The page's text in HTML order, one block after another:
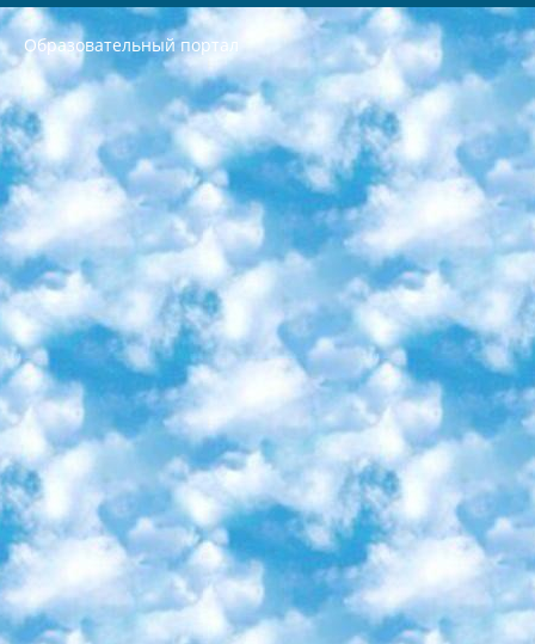
Образовательный портал
РЕСПУБЛИКА УЗБЕКИСТАН МИНИСТРЕРСТВО ДОШКОЛЬНОГО И ШКОЛЬНОГО ОБРАЗОВАНИЯ КОМАНДА в общеобразовательных учреждениях в 2023-2024 учебном году организация и проведение итоговой государственной аттестации обучающихся о Министра дошкольного и школьного образования Республики Узбекистан от 4 марта 2008 года (постановлением Минюста от 20 марта 2008 года № 1778 государственной регистрации) «Итоговое состояние учащихся общего среднего образования на основании положения об утверждении положения об аттестации общего среднего образования выпускной экзамен студентов в образовательных учреждениях в 2023-2024 учебном году В целях организации и прохождения аттестации приказываю: 1. Следующее: перечень предметов, по которым будет проводиться итоговая государственная аттестация и экзамен формы перевода согласно приложению 1; сертификаты международного образца, оценивающие уровень владения иностранными языками перечень согласно приложению 2; 2. Педагогический при специализированных образовательных учреждениях. научно-практический центр квалификации и международной оценки (Д.Давидова) 2024 г. До 25 марта: задания по предметам, по которым будет проводиться итоговая аттестация разработка и утверждение технических условий; итоговая аттестация на основании разработанного предметного задания разработка вопросов по предметам (устно и письменно), экзамен передача; общеобразовательные средние школы и специальные учебные заведения учащиеся выпускных классов школ и интернатов в агентской системе подготовка базы данных экзаменационных материалов и критериев оценки; перевод базы экзаменационных материалов на все языки обучения подать в Республиканский образовательный центр для изготовления; варианты экзаменов на основе разработанных контрольных материалов пусть будут поставлены задачи формирования. 3. Республиканский образовательный центр (Ш.Худайкулов) до 5 апреля 2024 года. до: база данных предоставленных экзаменационных материалов на все языки обучения перевод и экспертиза; для слепых, слабовидящих, глухих, слабослышащих и умственно отсталых детей учащиеся выпускных классов специализированных школ и школ-интернатов база данных экзаменационных материалов на всех преподаваемых языках подготовка критериев оценки; специализированные школы для умственно отсталых детей и технологии для учащихся выпускных классов школ-интернатов разработка соответствующих рекомендаций и критериев проведения ЕГЭ по естествознанию давать задания. 4. Педагогический при специализированных образовательных учреждениях. Научно-практический центр навыков и международной оценки (Д.Давидова), Республика образовательный центр (Худайкулов Ш.) итоговый государственный аттестационный экзамен ориентирован на творческое и логическое мышление при подготовке базы материалов учитывать введение заданий. 5. Следует отметить, что: сертификат государственного образца о знании общеобразовательного предмета и как минимум национальный уровень B1 по предметам на иностранных языках, указанным в Приложении 2. или международно признанный сертификат эквивалентного уровня студенты, изучающие определенный предмет, освобождаются от экзамена; по соответствующим предметам запланирована итоговая государственная аттестация за день до дня, путем жеребьевки Рабочей группой (в письменной форме по предметам, проводимым в форме) из числа сформированных вариантов выбрано 2 варианта; 2 выбранных варианта экзамена анонсированы на официальном сайте министерства и все выпускники по всей стране на основе этих вариантов проводит итоговую государственную аттестацию. 6. Государственное образование учащихся средних общеобразовательных учреждений. знания в соответствии с квалификационными требованиями, которые необходимо приобрести на основании стандартов итоговый (выпускной) контроль для 9 и 11 классов в целях тестирования Экзамены (далее – экзамены) состоят из предметов, перечисленных в приложении 1. будет сделано. 7. Экзамены пройдут с 26 мая по 15 июня 2024 г. (кроме науки физического воспитания). 8. Физическая для учащихся 9 классов общесредних образовательных учреждений. Экзамены по предмету «Образование, квалификация медицина» 1-6 мая 2024 года. сотрудники перевести под присмотр (с отклонениями в физическом или умственном развитии) специализированная школа для детей, школы-интернаты и со сколиозом школы-интернаты санаторного типа для больных детей исключены). 9. Он был слепым, слабовидящим и имел нарушения опорно-двигательного аппарата. экзамены в специализированных школах и интернатах для детей должны проводиться исходя из требований, предъявляемых к общеобразовательным учреждениям (физкультура кроме науки). 10. Специализированная школа для глухих и слабослышащих детей. и экзамены в интернатах и быть реализован в виде письменного теста по математике. 11. Специальность для умственно отсталых детей. Для 9 класса Родной язык и литературное письмо Государственный язык (язык обучения – узбекский). для неклассов) написано Математическое письмо Письменная/устная история Узбекистана Физическое воспитание практично Итоговый контроль Для 11 класса Написание родного языка и литературы (эссе) Математическое письмо Узбекский язык (обучение на узбекском языке) не посещающее общее среднее образование для учреждений)/Образовательное учреждение выбор письменный и устный Иностранный язык письменный/устный Письменная/устная история Узбекистана *По выбору студента:  Химия  Физика  Основы государственного права  География 10 бесплатных образовательных ресурсов - Мы составили подборку онлайн-проектов с интерактивными упражнениями, видеолекциями и статьями. Они помогут вам обрести новые и освежить старые знания бесплатно. 1. «ИНТУИТ» Старейшая образовательная площадка Рунета. Здесь вы найдёте сотни текстовых и видеокурсов на десятки различных тем — от программирования до психологии. Многие курсы подготовлены российскими университетами и крупными международными компаниями вроде Intel и Microsoft. Самостоятельное обучение бесплатное, но желающие могут оплатить услуги персональных наставников. 2. «Смартия» знакомит с актуальными профессиями и подсказывает, как им обучаться. Выбрав заинтересовавшую вас специальность — SMM-специалист, фотограф, веб-дизайнер или другую, — увидите список необходимых для неё умений. Чтобы вы могли освоить их самостоятельно, для каждого умения площадка отображает подборку ссылок на учебные материалы. Хотя «Смартия» ориентируется на русскоязычную аудиторию, часть контента всё же доступна только на английском. 3. «Лекторий Физтеха» Проект Московского физико-технического института (Физтеха). С его помощью вы можете смотреть онлайн серии лекций, записанные на видео в этом вузе. В числе доступных предметов — физика, биология, химия, информационные технологии и другие. К некоторым лекциям администрация ресурса прилагает готовые конспекты, которые можно скачивать в PDF-формате. 4. ITMOcourses Онлайн-площадка Санкт-Петербургского национального исследовательского университета информационных технологий, механики и оптики (ИТМО). Ресурс предоставляет свободный доступ к курсам, разработанным в этом вузе. Каталог материалов разбит на четыре категории: «Оптические системы и технологии», «Приборостроение и робототехника», «Информационные технологии» и «Биотехнологии». Курсы состоят из видеолекций, интерактивных демонстраций и заданий. 5. «КиберЛенинка» Электронная научная библиотека открытого доступа. Каталог площадки регулярно обрастает текстами статей из различных научных изданий. Сгруппированные по журналам и рубрикам публикации можно читать онлайн или скачивать целиком в PDF-формате. Проект нацелен на популяризацию науки за счёт открытого доступа к качественной информации. 6. «ПостНаука» На этом ресурсе публикуют подборки видеолекций, составленные экспертами из разных отраслей и объединённые общими темами. Среди них, к примеру, есть серии «Биоинформатика и геномика», «Культура средневековой Скандинавии» и Cinema Studies о теории кино. Каждая подборка лекций — логически связанная история, рассказанная экспертом от первого лица. Кроме того, на сайте появляются научно-образовательные статьи и тесты на разные темы. 7. «Newочём» Команда проекта «Newочём» отбирает самые интересные тексты из англоязычных СМИ и переводит те из них, за которые голосуют участники сообщества «ВКонтакте». По большей части это научно-популярные статьи. Редакторы придумывают лишь заголовки, в остальном содержание переводов соответствует оригиналам. Полные тексты можно читать прямо в социальной сети. 8. InternetUrok Онлайн-база материалов по основным дисциплинам школьной программы. Информация на сайте структурирована по классам, предметам и темам (урокам). Каждый урок состоит из видеолекций и конспектов. Есть также интерактивные тренажёры и тесты для закрепления пройденного материала. Даже если вы давно окончили школу, возможность повторить программу старших классов всегда может пригодиться. 9. Edutainme Ещё один ресурс об образовании. В отличие от Newtonew, как мне кажется, Edutainme больше ориентируется на представителей индустрии: педагогов, предпринимателей, разработчиков образовательных проектов. Но и любой, кто просто стремится к саморазвитию, найдёт на сайте много полезного и интересного для себя. Например, информацию о новых курсах и образовательных сервисах. 10. Newtonew Онлайн-медиа об образовании и обучении в широком смысле. Авторы Newtonew пишут об инструментах, заведениях, тактиках и стратегиях, которые помогают учить других и получать новые знания самостоятельно. На этой площадке вы найдёте новости, обзоры, аналитические мат